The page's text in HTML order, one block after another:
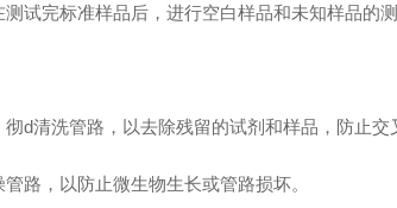
完标准样品后，进行空白样品和未知样品的测
清洗管路，以去除残留的试剂和样品，防止交
，以防止微生物生长或管路损坏。